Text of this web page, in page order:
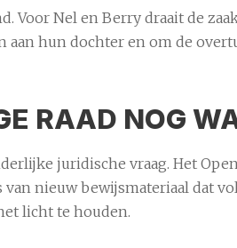
Voor Nel en Berry draait de
aan hun dochter en om de
RAAD NOG
juridische vraag. Het
nieuw bewijsmateriaal dat
licht te houden.